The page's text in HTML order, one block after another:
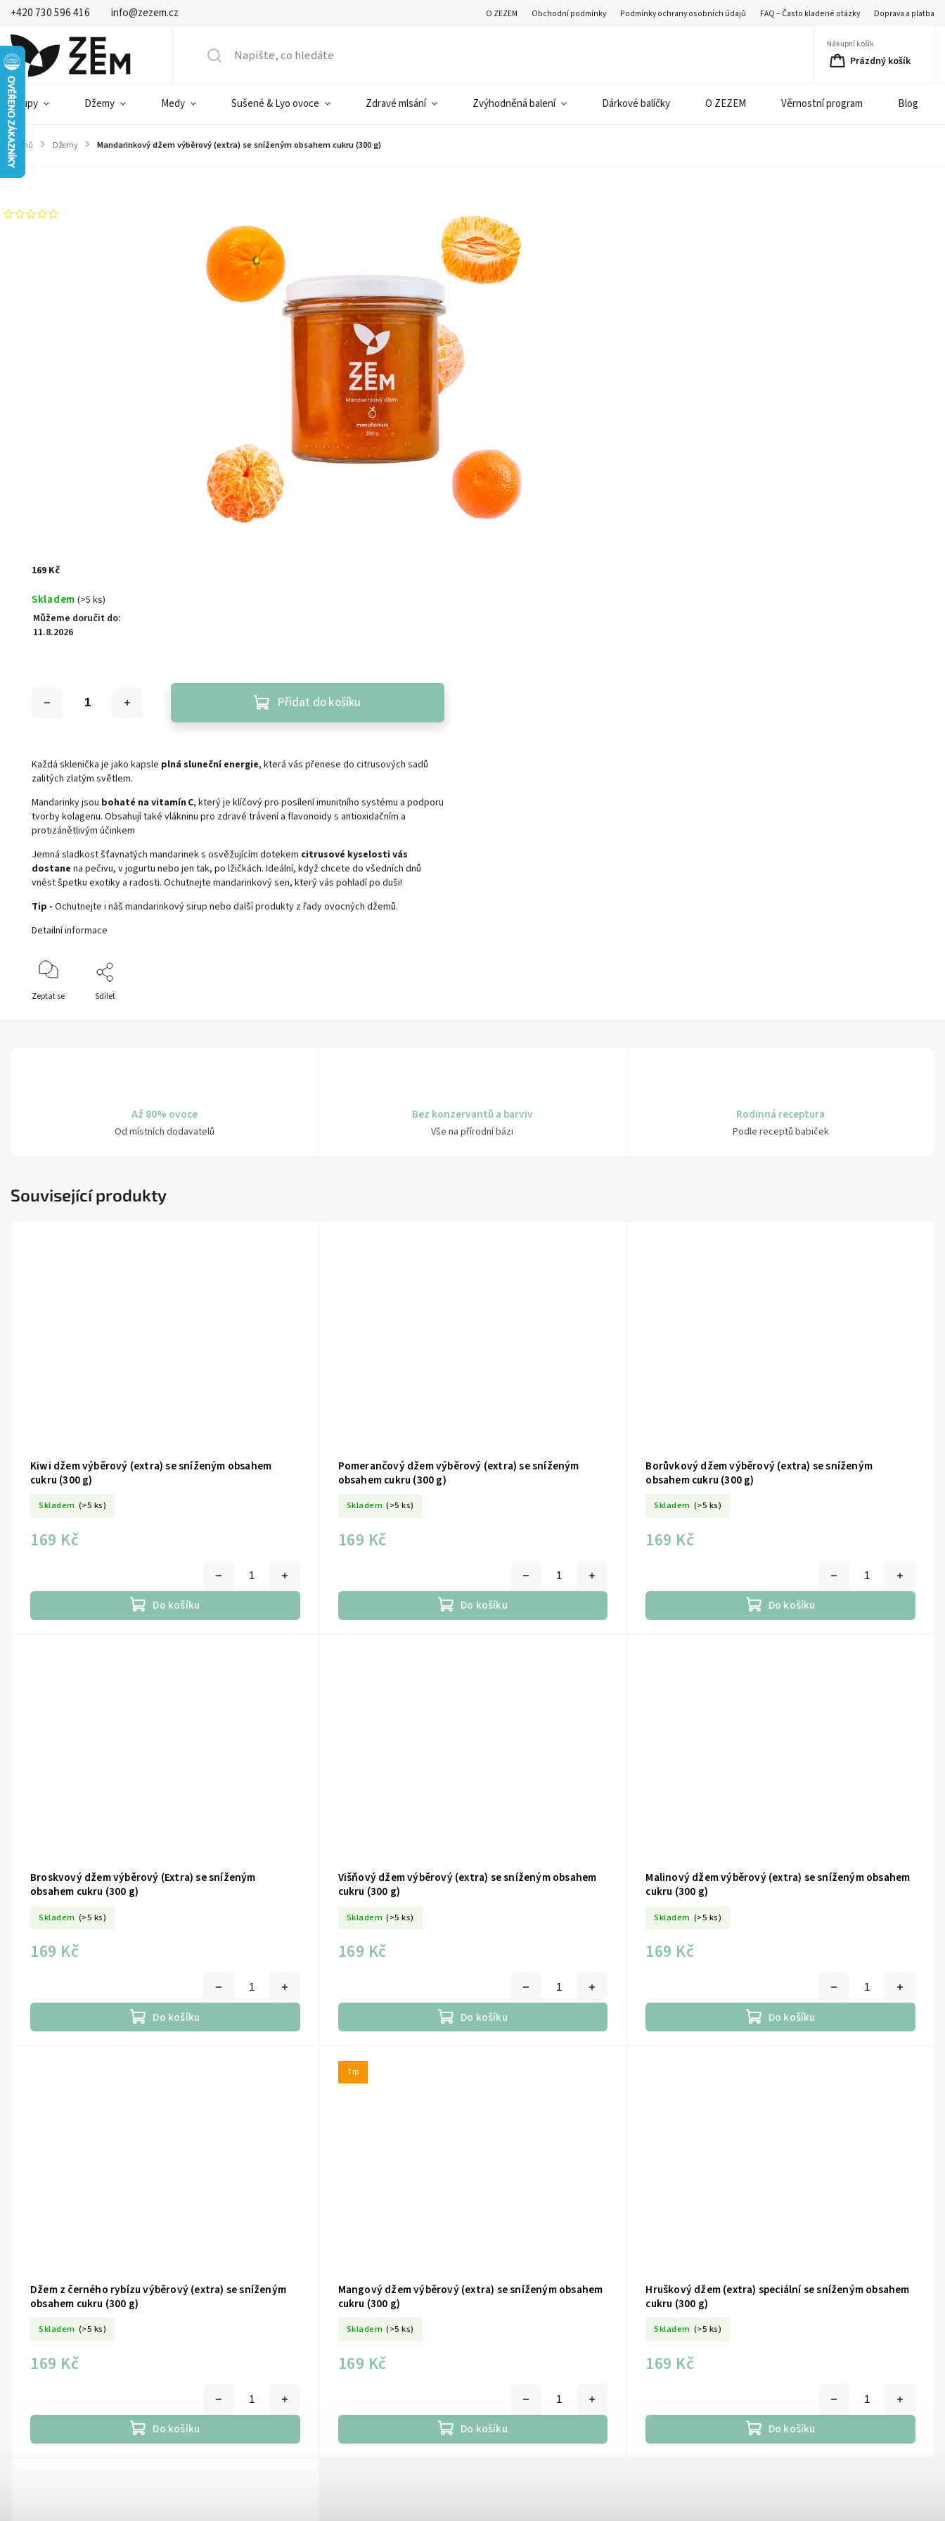
+420 730 596 416 info@zezem.cz O ZEZEM Obchodní podmínky Podmínky ochrany osobních údajů FAQ – Často kladené otázky Doprava a platba
Nákupní košík
Prázdný košík
Sirupy Džemy Medy Sušené & Lyo ovoce Zdravé mlsání Zvýhodněná balení Dárkové balíčky O ZEZEM Věrnostní program Blog
Domů / Džemy / Mandarinkový džem výběrový (extra) se sníženým obsahem cukru (300 g)
169 Kč
Skladem (>5 ks)
Můžeme doručit do:
11.8.2026
Přidat do košíku
Každá sklenička je jako kapsle plná sluneční energie, která vás přenese do citrusových sadů
zalitých zlatým světlem.
Mandarinky jsou bohaté na vitamín C, který je klíčový pro posílení imunitního systému a podporu
tvorby kolagenu. Obsahují také vlákninu pro zdravé trávení a flavonoidy s antioxidačním a
protizánětlivým účinkem
Jemná sladkost šťavnatých mandarinek s osvěžujícím dotekem citrusové kyselosti vás
dostane na pečivu, v jogurtu nebo jen tak, po lžičkách. Ideální, když chcete do všedních dnů
vnést špetku exotiky a radosti. Ochutnejte mandarinkový sen, který vás pohladí po duši!
Tip -Ochutnejte i nášmandarinkový sirup nebo další produkty z řadyovocných džemů.
Detailní informace
Zeptat se Sdílet
Až 80% ovoce
Od místních dodavatelů
Bez konzervantů a barviv
Vše na přírodní bázi
Rodinná receptura
Podle receptů babiček
Související produkty
Kiwi džem výběrový (extra) se sníženým obsahem
cukru (300 g)
Skladem (>5 ks)
169 Kč
Do košíku
Pomerančový džem výběrový (extra) se sníženým
obsahem cukru (300 g)
Skladem (>5 ks)
169 Kč
Do košíku
Borůvkový džem výběrový (extra) se sníženým
obsahem cukru (300 g)
Skladem (>5 ks)
169 Kč
Do košíku
Broskvový džem výběrový (Extra) se sníženým
obsahem cukru (300 g)
Skladem (>5 ks)
169 Kč
Do košíku
Višňový džem výběrový (extra) se sníženým obsahem
cukru (300 g)
Skladem (>5 ks)
169 Kč
Do košíku
Malinový džem výběrový (extra) se sníženým obsahem
cukru (300 g)
Skladem (>5 ks)
169 Kč
Do košíku
Džem z černého rybízu výběrový (extra) se sníženým
obsahem cukru (300 g)
Skladem (>5 ks)
169 Kč
Do košíku
Tip
Mangový džem výběrový (extra) se sníženým obsahem
cukru (300 g)
Skladem (>5 ks)
169 Kč
Do košíku
Hruškový džem (extra) speciální se sníženým obsahem
cukru (300 g)
Skladem (>5 ks)
169 Kč
Do košíku